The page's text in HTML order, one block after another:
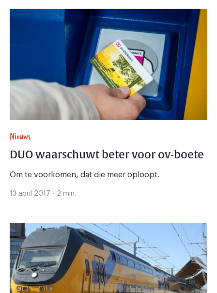
Nieuws
DUO waarschuwt beter voor ov-boete
Om te voorkomen, dat die meer oploopt.
13 april 2017 - 2 min.